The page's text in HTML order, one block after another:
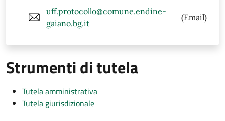
uff.protocollo@comune.endine-
gaiano.bg.it
(Email)
Strumenti di tutela
Tutela amministrativa
Tutela giurisdizionale